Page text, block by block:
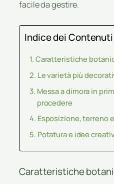
facile da gestire.
Indice dei Contenuti
Caratteristiche
Le varietà più
Messa a dimora in
procedere
Esposizione, terreno
Potatura e idee
Caratteristiche